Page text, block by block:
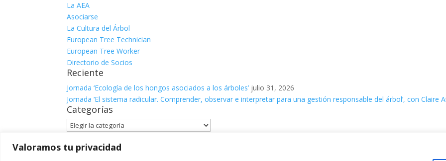
Valoramos tu privacidad
La AEA
Asociarse
La Cultura del Árbol
European Tree Technician
European Tree Worker
Directorio de Socios
Reciente
Jornada ‘Ecología de los hongos asociados a los árboles’ julio 31, 2026
Jornada ‘El sistema radicular. Comprender, observar e interpretar para una gestión responsable del árbol’, con Claire
Categorías
Categorías
X